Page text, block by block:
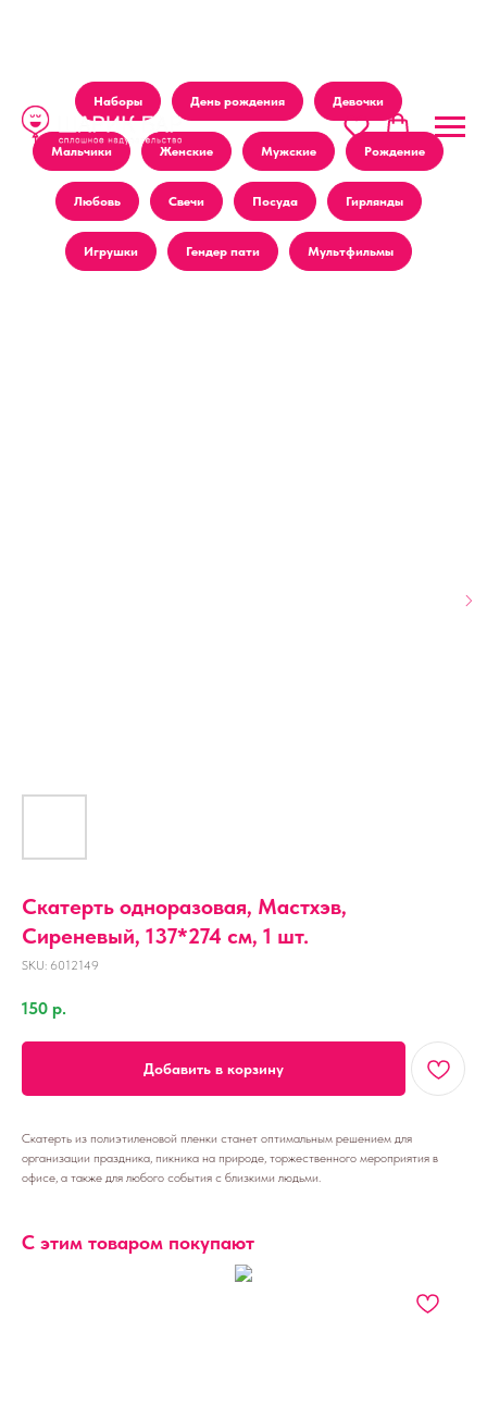
Наборы День рождения Девочки
Мальчики Женские Мужские Рождение
Любовь Свечи Посуда Гирлянды
Игрушки Гендер пати Мультфильмы
Скатерть одноразовая, Мастхэв,
Сиреневый, 137*274 см, 1 шт.
SKU: 6012149
150 р.
Добавить в корзину
Скатерть из полиэтиленовой пленки станет оптимальным решением для
организации праздника, пикника на природе, торжественного мероприятия в
офисе, а также для любого события с близкими людьми.
С этим товаром покупают